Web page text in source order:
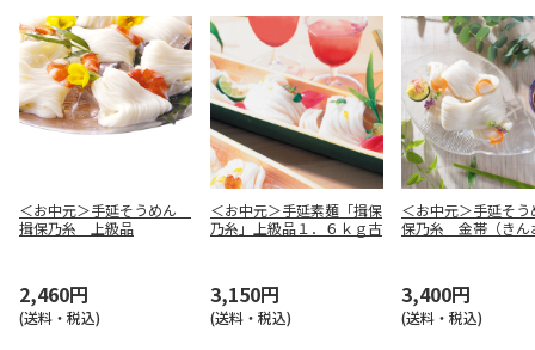
＜お中元＞手延そうめん
揖保乃糸 上級品
2,460円
(送料・税込)
＜お中元＞手延素麺「揖保
乃糸」上級品１．６ｋｇ古
3,150円
(送料・税込)
＜お中元＞手延そう
保乃糸 金帯（きん
3,400円
(送料・税込)